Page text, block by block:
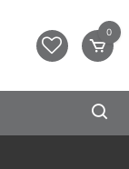
0